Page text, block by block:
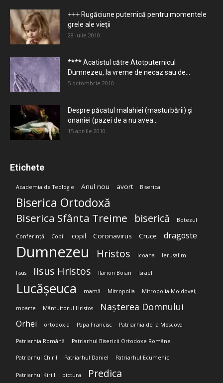
+++ Rugăciune puternică pentru momentele
grele ale vieţii
28 iulie 2010
**** Acatistul către Atotputernicul
Dumnezeu, la vreme de necaz sau de...
5 octombrie 2010
Despre păcatul malahiei (masturbării) şi
onaniei (pazei de a nu avea...
15 aprilie 2010
Etichete
Academia de Teologie Anul nou avort Biserica
Biserica Ortodoxă
Biserica Sfânta Treime biserică Botezul
Conferință Copii copil Coronavirus Cruce dragoste
Dumnezeu Hristos Icoana Ierusalim
Iisus Iisus Hristos Ilarion Boian Israel
Lucășeuca mamă Mitropolia Mitropolia Moldovei;
moarte Mântuitorul Hristos Nașterea Domnului
Orhei ortodoxia Papa Francisc Patriarhia de la Moscova
Patriarhia Română Patriarhul Bisericii Ortodoxe Române
Patriarhul Chiril Patriarhul Daniel Patriarhul Ecumenic
Patriarhul Kirill pictura Predica